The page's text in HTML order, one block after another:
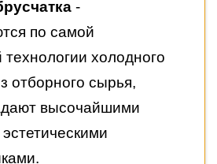
-
по самой
холодного
отборного сырья,
высочайшими